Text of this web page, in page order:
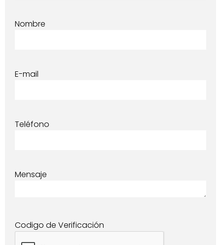
Nombre
E-mail
Teléfono
Mensaje
Codigo de Verificación